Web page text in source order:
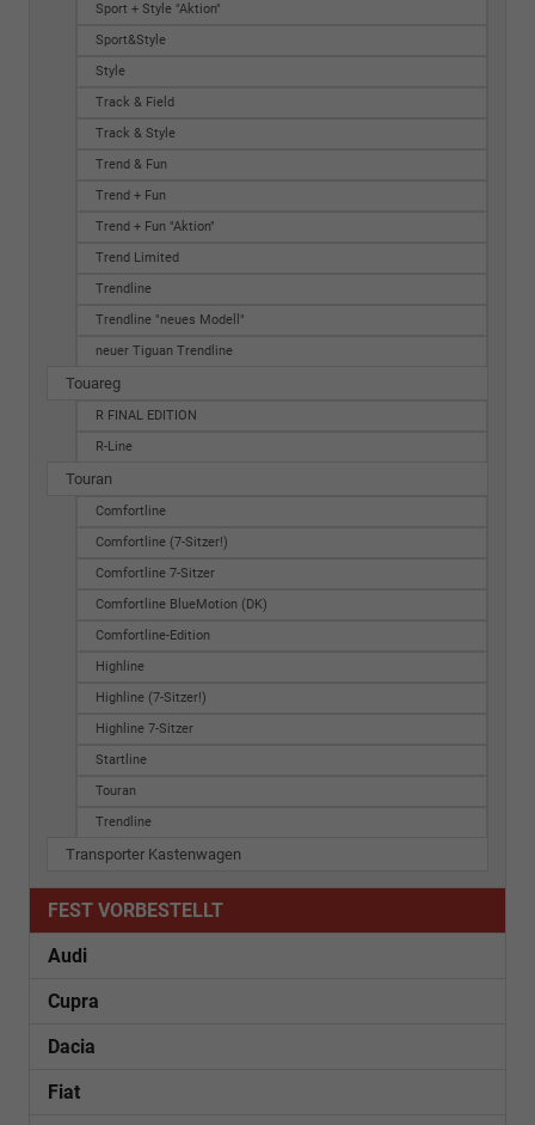
Sport + Style "Aktion"
Sport&Style
Style
Track & Field
Track & Style
Trend & Fun
Trend + Fun
Trend + Fun "Aktion"
Trend Limited
Trendline
Trendline "neues Modell"
neuer Tiguan Trendline
Touareg
R FINAL EDITION
R-Line
Touran
Comfortline
Comfortline (7-Sitzer!)
Comfortline 7-Sitzer
Comfortline BlueMotion (DK)
Comfortline-Edition
Highline
Highline (7-Sitzer!)
Highline 7-Sitzer
Startline
Touran
Trendline
Transporter Kastenwagen
FEST VORBESTELLT
Audi
Cupra
Dacia
Fiat